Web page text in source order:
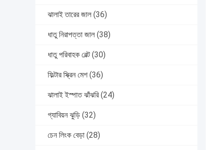
ঝালাই তারের জাল (36)
ধাতু নিরাপত্তা জাল (38)
ধাতু পরিবাহক বেল্ট (30)
ফিল্টার স্ক্রিন মেশ (36)
ঝালাই ইস্পাত ঝাঁঝরি (24)
গ্যাবিয়ন ঝুড়ি (32)
চেন লিংক বেড়া (28)